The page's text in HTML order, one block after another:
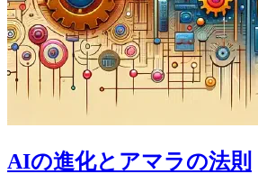
AIの進化とアマラの法則